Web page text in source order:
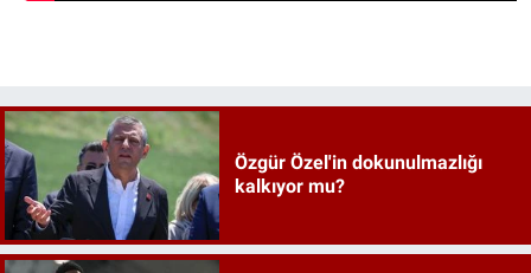
Özgür Özel'in dokunulmazlığı
kalkıyor mu?